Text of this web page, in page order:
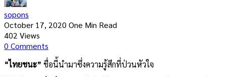
sopons
October 17, 2020 One Min Read
402 Views
0 Comments
“ไทยชนะ” ชื่อนี้นำมาซึ่งความรู้สึกที่ป่วนหัวใจ